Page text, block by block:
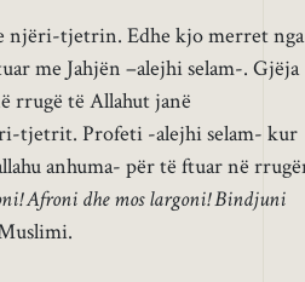
njëri-tjetrin. Edhe kjo merret nga
me Jahjën –alejhi selam-. Gjëja
rrugë të Allahut janë
tjetrit. Profeti -alejhi selam- kur
anhuma- për të ftuar në
Afroni dhe mos largoni! Bindjuni